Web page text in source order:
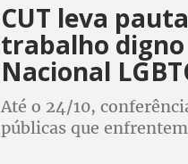
CUT leva
trabalho digno
Nacional
Até o 24/10,
públicas que